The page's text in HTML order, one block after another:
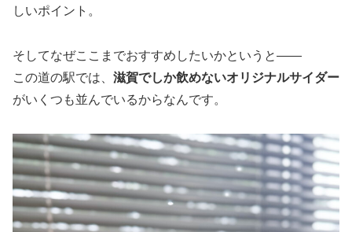
しいポイント。
そしてなぜここまでおすすめしたいかというと――
この道の駅では、 滋賀でしか飲めないオリジナルサイダー
がいくつも並んでいるからなんです。